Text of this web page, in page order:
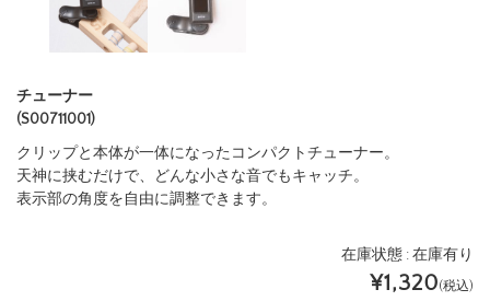
チューナー
(S00711001)
在庫状態 : 在庫有り
¥1,320(税込)
クリップと本体が一体になったコンパクトチューナー。
天神に挟むだけで、どんな小さな音でもキャッチ。
表示部の角度を自由に調整できます。